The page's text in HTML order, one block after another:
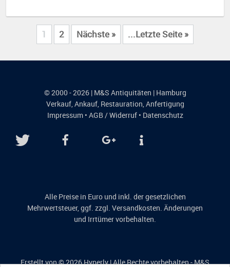
1 2 Nächste » ...Letzte Seite »
© 2000 - 2026 | M&S Antiquitäten | Hamburg
Verkauf,Ankauf, Restauration,Anfertigung
Impressum• AGB / Widerruf• Datenschutz
Alle Preise in Euro und inkl. der gesetzlichen
Mehrwertsteuer, ggf. zzgl. Versandkosten. Änderungen
und Irrtümer vorbehalten.
Erstellt von © 2026Hyperly| Alle Rechte vorbehalten - M&S